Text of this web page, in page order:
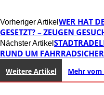
Vorheriger Artikel WER HAT
GESETZT? – ZEUGEN
Nächster Artikel
RUND UM
Weitere Artikel Mehr